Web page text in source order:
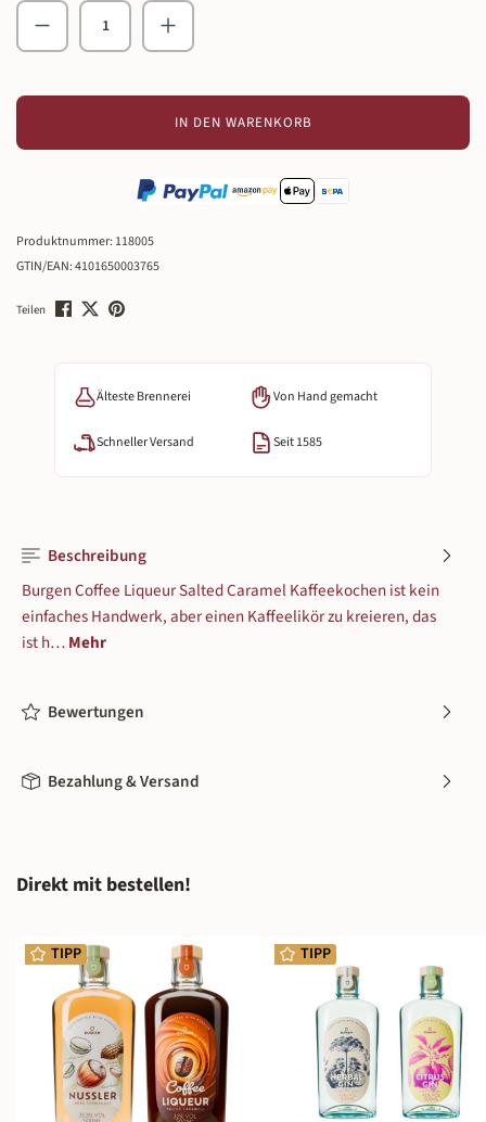
Produkt Anzahl: Gib den gewünschten Wert
IN DEN WARENKORB
Produktnummer: 118005
GTIN/EAN:4101650003765
Teilen
Älteste Brennerei Von Hand gemacht
Schneller Versand Seit 1585
Beschreibung
Burgen Coffee Liqueur Salted Caramel Kaffeekochen ist kein
einfaches Handwerk, aber einen Kaffeelikör zu kreieren, das
ist h…Mehr
Bewertungen
Bezahlung & Versand
Produktgalerie überspringen
Direkt mit bestellen!
TIPP TIPP